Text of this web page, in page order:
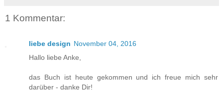
1 Kommentar:
liebe design November 04, 2016
Hallo liebe Anke,
das Buch ist heute gekommen und ich freue mich sehr
darüber - danke Dir!